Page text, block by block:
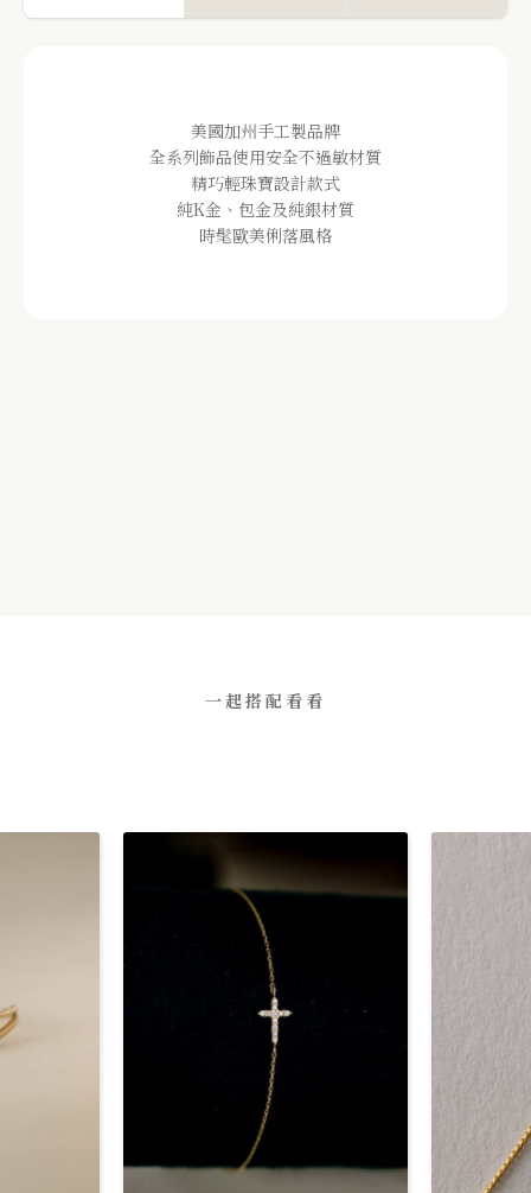
美國加州手工製品牌
全系列飾品使用安全不過敏材質
精巧輕珠寶設計款式
純K金、包金及純銀材質
時髦歐美俐落風格
一起搭配看看